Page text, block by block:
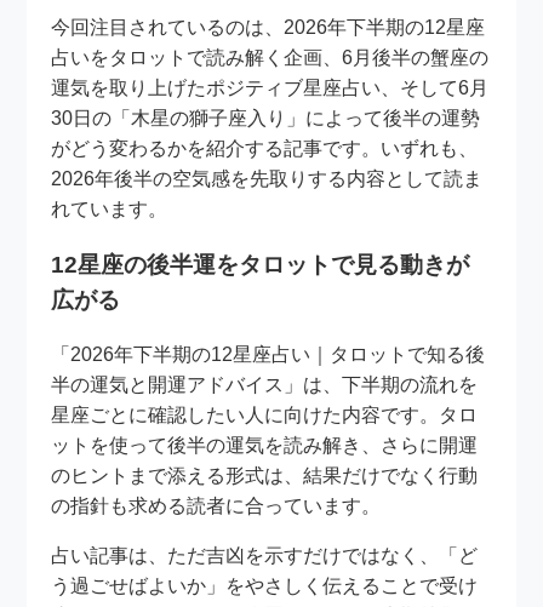
今回注目されているのは、2026年下半期の12星座
占いをタロットで読み解く企画、6月後半の蟹座の
運気を取り上げたポジティブ星座占い、そして6月
30日の「木星の獅子座入り」によって後半の運勢
がどう変わるかを紹介する記事です。いずれも、
2026年後半の空気感を先取りする内容として読ま
れています。
12星座の後半運をタロットで見る動きが
広がる
「2026年下半期の12星座占い｜タロットで知る後
半の運気と開運アドバイス」は、下半期の流れを
星座ごとに確認したい人に向けた内容です。タロ
ットを使って後半の運気を読み解き、さらに開運
のヒントまで添える形式は、結果だけでなく行動
の指針も求める読者に合っています。
占い記事は、ただ吉凶を示すだけではなく、「ど
う過ごせばよいか」をやさしく伝えることで受け